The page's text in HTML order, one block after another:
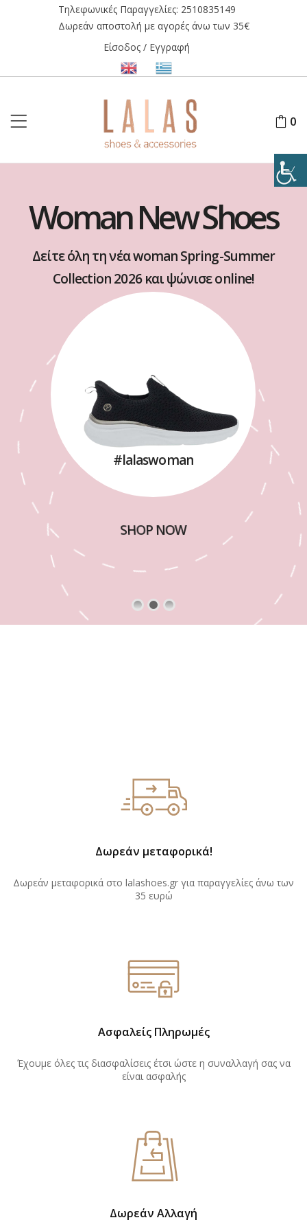
Τηλεφωνικές Παραγγελίες: 2510835149
Δωρεάν αποστολή με αγορές άνω των 35€
Είσοδος / Εγγραφή
0
Woman New Shoes
Δείτε όλη τη νέα woman Spring-Summer
Collection 2026 και ψώνισε online!
#lalaswoman
SHOP NOW
Δωρεάν μεταφορικά!
Δωρεάν μεταφορικά στο lalashoes.gr για παραγγελίες άνω των
35 ευρώ
Ασφαλείς Πληρωμές
Έχουμε όλες τις διασφαλίσεις έτσι ώστε η συναλλαγή σας να
είναι ασφαλής
Δωρεάν Αλλαγή